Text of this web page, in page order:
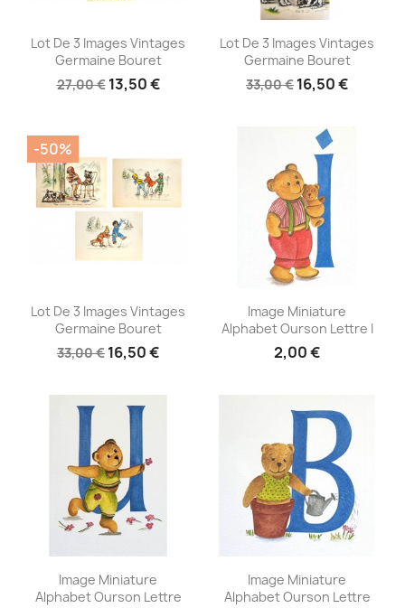
Aperçu rapide
Lot De 3 Images Vintages
Germaine Bouret
27,00 € 13,50 €
Aperçu rapide
Lot De 3 Images Vintages
Germaine Bouret
33,00 € 16,50 €
Aperçu rapide
Lot De 3 Images Vintages
Germaine Bouret
33,00 € 16,50 €
-50%
Aperçu rapide
Image Miniature
Alphabet Ourson Lettre I
2,00 €
Aperçu rapide
Image Miniature
Alphabet Ourson Lettre
Aperçu rapide
Image Miniature
Alphabet Ourson Lettre